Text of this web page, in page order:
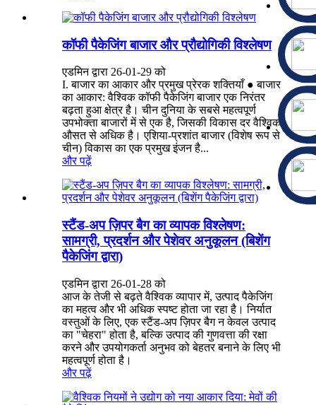
कॉफी पैकेजिंग बाजार और प्रौद्योगिकी विश्लेषण
एडमिन द्वारा 26-01-29 को
I. बाजार का आकार और प्रमुख प्रेरक शक्तियाँ ● बाजार
का आकार: वैश्विक कॉफी पैकेजिंग बाजार एक निरंतर
बढ़ता हुआ क्षेत्र है। चीन दुनिया के सबसे महत्वपूर्ण
उपभोक्ता बाजारों में से एक है, जिसकी विकास दर वैश्विक
औसत से अधिक है। एशिया-प्रशांत बाजार (विशेष रूप से
चीन) विकास का एक प्रमुख इंजन है...
और पढ़ें
स्टैंड-अप ज़िपर बैग का व्यापक विश्लेषण:
सामग्री, प्रदर्शन और पेशेवर अनुकूलन (बिशेंग
पैकेजिंग द्वारा)
एडमिन द्वारा 26-01-28 को
आज के तेजी से बढ़ते वैश्विक व्यापार में, उत्पाद पैकेजिंग
का महत्व और भी अधिक स्पष्ट होता जा रहा है। निर्यात
वस्तुओं के लिए, एक स्टैंड-अप ज़िपर बैग न केवल उत्पाद
का "चेहरा" होता है, बल्कि उत्पाद की गुणवत्ता की रक्षा
करने और उपयोगकर्ता अनुभव को बेहतर बनाने के लिए भी
महत्वपूर्ण होता है।
और पढ़ें